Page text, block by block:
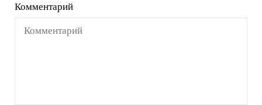
Комментарий